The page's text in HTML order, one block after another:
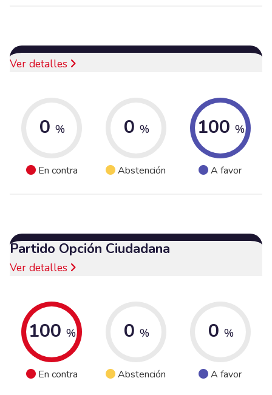
Ver detalles
0 %
En contra
0 %
Abstención
100 %
A favor
Partido Opción Ciudadana
Ver detalles
100 %
En contra
0 %
Abstención
0 %
A favor